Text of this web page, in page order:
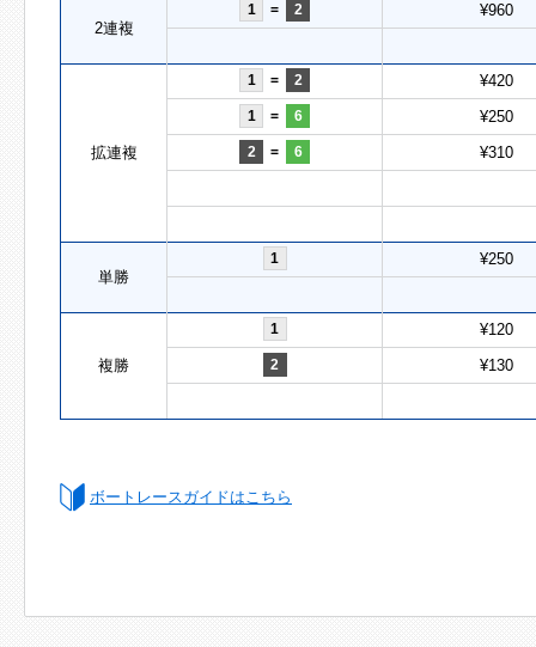
2連複
1 = 2 ¥960
拡連複
1 = 2 ¥420
1 = 6 ¥250
2 = 6 ¥310
単勝
1 ¥250
複勝
1 ¥120
2 ¥130
ボートレースガイドはこちら